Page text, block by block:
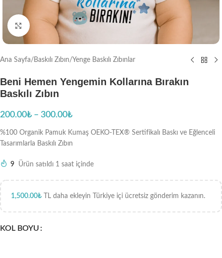
Büyütmek için tıklayın
Ana Sayfa/ Baskılı Zıbın/Yenge Baskılı Zıbınlar
Beni Hemen Yengemin Kollarına Bırakın
Baskılı Zıbın
200.00₺ – 300.00₺
%100 Organik Pamuk Kumaş OEKO-TEX® Sertifikalı Baskı ve Eğlenceli
Tasarımlarla Baskılı Zıbın
9 Ürün satıldı 1 saat içinde
1,500.00₺ TL daha ekleyin Türkiye içi ücretsiz gönderim kazanın.
KOL BOYU